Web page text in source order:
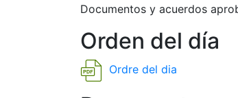
Documentos y acuerdos
Orden del día
Ordre del dia